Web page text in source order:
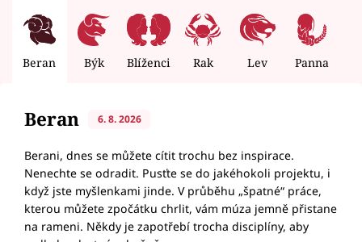
Beran Býk Blíženci Rak Lev Panna
Beran 6. 8. 2026
Berani, dnes se můžete cítit trochu bez inspirace.
Nenechte se odradit. Pusťte se do jakéhokoli projektu, i
když jste myšlenkami jinde. V průběhu „špatné“ práce,
kterou můžete zpočátku chrlit, vám múza jemně přistane
na rameni. Někdy je zapotřebí trocha disciplíny, aby